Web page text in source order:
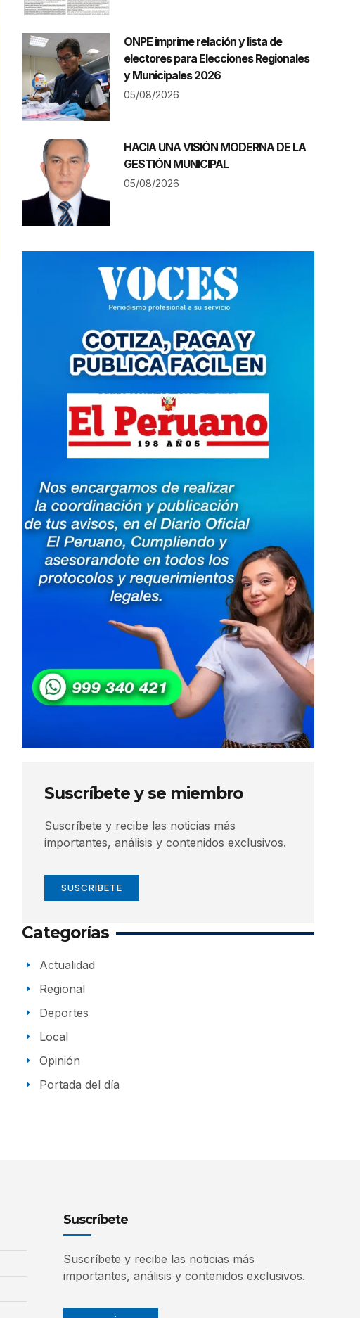
ONPE imprime relación y lista de
electores para Elecciones Regionales
y Municipales 2026
05/08/2026
HACIA UNA VISIÓN MODERNA DE LA
GESTIÓN MUNICIPAL
05/08/2026
Suscríbete y se miembro
Suscríbete y recibe las noticias más
importantes, análisis y contenidos exclusivos.
SUSCRÍBETE
Categorías
Actualidad
Regional
Deportes
Local
Opinión
Portada del día
Suscríbete
Suscríbete y recibe las noticias más
importantes, análisis y contenidos exclusivos.